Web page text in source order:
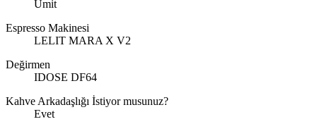
Umit
Espresso Makinesi
LELIT MARA X V2
Değirmen
IDOSE DF64
Kahve Arkadaşlığı İstiyor musunuz?
Evet